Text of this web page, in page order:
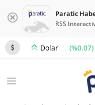
Paratic
RSS
Dolar (%0.07)